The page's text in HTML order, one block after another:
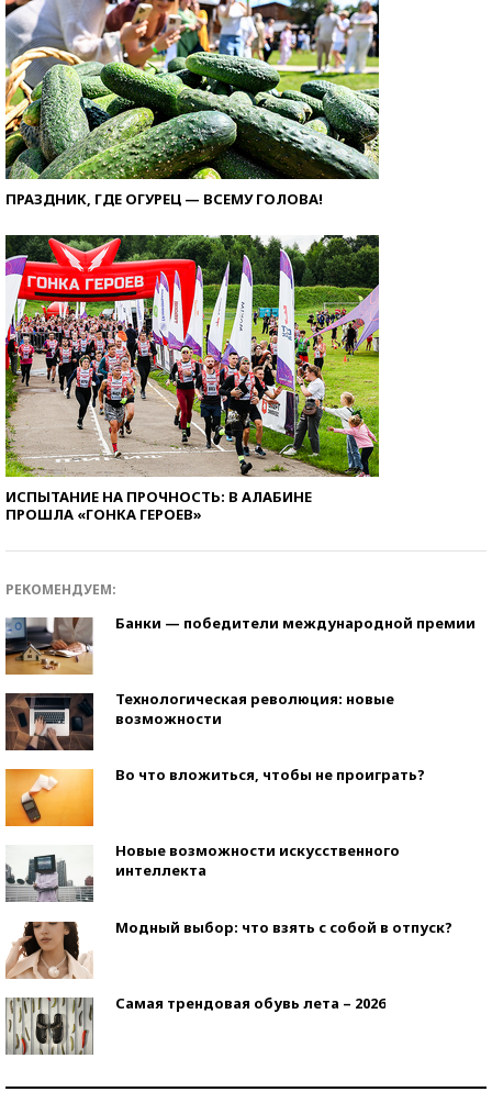
ПРАЗДНИК, ГДЕ ОГУРЕЦ — ВСЕМУ ГОЛОВА!
ИСПЫТАНИЕ НА ПРОЧНОСТЬ: В АЛАБИНЕ
ПРОШЛА «ГОНКА ГЕРОЕВ»
РЕКОМЕНДУЕМ:
Банки — победители международной премии
Технологическая революция: новые
возможности
Во что вложиться, чтобы не проиграть?
Новые возможности искусственного
интеллекта
Модный выбор: что взять с собой в отпуск?
Самая трендовая обувь лета – 2026